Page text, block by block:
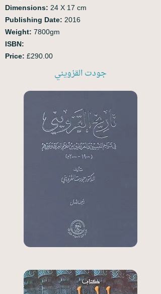
Dimensions: 24 X 17 cm
Publishing Date: 2016
Weight: 7800gm
ISBN:
Price: £290.00
جودت القزويني